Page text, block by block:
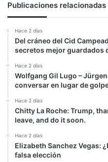
Publicaciones relacionadas
Hace 2 días
Del cráneo del Cid
secretos mejor guardados
Hace 2 días
Wolfgang Gil Lugo –
conversar en lugar de
Hace 2 días
Chitty La Roche: Trump,
leave, and do it soon.
Hace 2 días
Elizabeth Sanchez Vegas:
falsa elección